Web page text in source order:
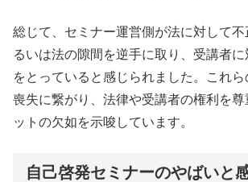
総じて、セミナー運営側が法に対して
るいは法の隙間を逆手に取り、受講者
をとっていると感じられました。これ
喪失に繋がり、法律や受講者の権利を
ットの欠如を示唆しています。
自己啓発セミナーのやばいと